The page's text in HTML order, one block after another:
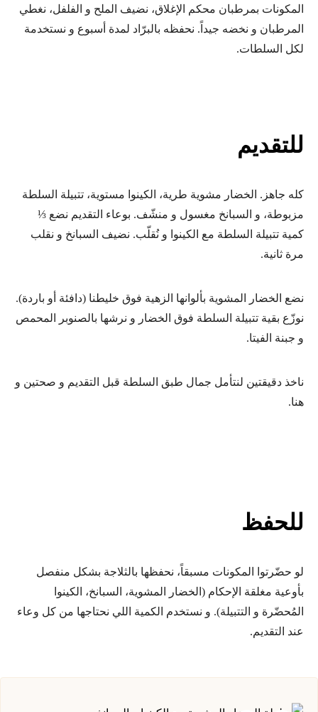
المكونات بمرطبان محكم الإغلاق، نضيف الملح و الفلفل، نغطي
المرطبان و نخضه جيداً. نحفظه بالبرّاد لمدة أسبوع و نستخدمة
لكل السلطات.
للتقديم
كله جاهز. الخضار مشوية طرية، الكينوا مستوية، تتبيلة السلطة
مزبوطة، و السبانخ مغسول و منشّف. بوعاء التقديم نضع ⅓
كمية تتبيلة السلطة مع الكينوا و نُقلّب. نضيف السبانخ و نقلب
مرة ثانية.
نضع الخضار المشوية بألوانها الزهية فوق خليطنا (دافئة أو باردة).
نوزّع بقية تتبيلة السلطة فوق الخضار و نرشها بالصنوبر المحمص
و جبنة الفيتا.
ناخذ دقيقتين لنتأمل جمال طبق السلطة قبل التقديم و صحتين و
هنا.
للحفظ
لو حضّرتوا المكونات مسبقاً، نحفظها بالثلاجة بشكل منفصل
بأوعية مغلقة الإحكام (الخضار المشوية، السبانخ، الكينوا
المُحضّرة و التتبيلة). و نستخدم الكمية اللي نحتاجها من كل وعاء
عند التقديم.